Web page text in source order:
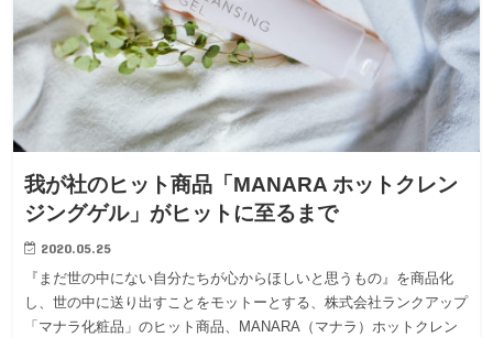
我が社のヒット商品「MANARA ホットクレン
ジングゲル」がヒットに至るまで
2020.05.25
『まだ世の中にない自分たちが心からほしいと思うもの』を商品化
し、世の中に送り出すことをモットーとする、株式会社ランクアップ
「マナラ化粧品」のヒット商品、MANARA（マナラ）ホットクレン